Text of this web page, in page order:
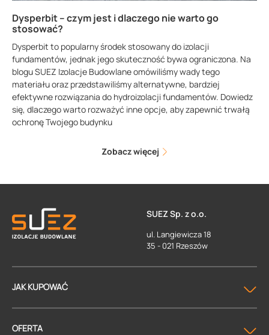
Dysperbit – czym jest i dlaczego nie warto go
stosować?
Dysperbit to popularny środek stosowany do izolacji
fundamentów, jednak jego skuteczność bywa ograniczona. Na
blogu SUEZ Izolacje Budowlane omówiliśmy wady tego
materiału oraz przedstawiliśmy alternatywne, bardziej
efektywne rozwiązania do hydroizolacji fundamentów. Dowiedz
się, dlaczego warto rozważyć inne opcje, aby zapewnić trwałą
ochronę Twojego budynku
Zobacz więcej
SUEZ Sp. z o.o.
ul. Langiewicza 18
35 - 021 Rzeszów
JAK KUPOWAĆ
OFERTA